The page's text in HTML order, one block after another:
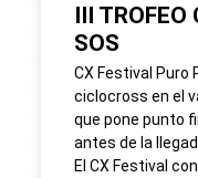
III TROFEO
SOS
CX Festival Puro
ciclocross en el
que pone punto
antes de la
El CX Festival